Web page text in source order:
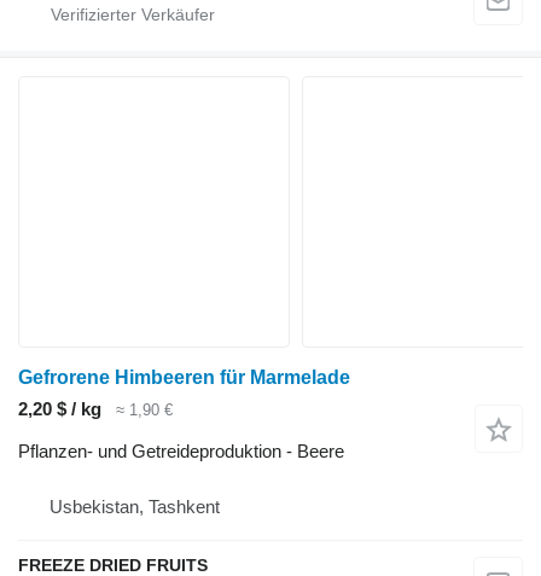
Gefrorene Himbeeren für Marmelade
2,20 $ / kg
≈ 1,90 €
Pflanzen- und Getreideproduktion - Beere
Usbekistan, Tashkent
FREEZE DRIED FRUITS